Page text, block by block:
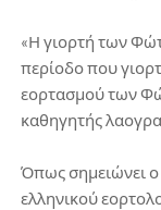
«Η γιορτή των
περίοδο που
εορτασμού των
καθηγητής
Όπως σημειώνει ο
ελληνικού